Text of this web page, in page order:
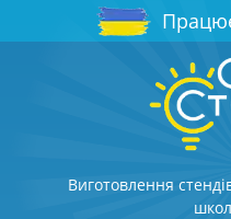
Виготовлення